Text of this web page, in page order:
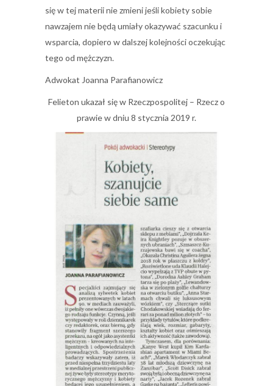
się w tej materii nie zmieni jeśli kobiety sobie
nawzajem nie będą umiały okazywać szacunku i
wsparcia, dopiero w dalszej kolejności oczekując
tego od mężczyzn.
Adwokat Joanna Parafianowicz
Felieton ukazał się w Rzeczpospolitej – Rzecz o
prawie w dniu 8 stycznia 2019 r.